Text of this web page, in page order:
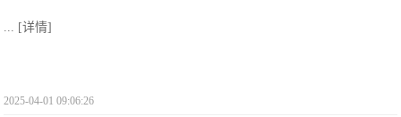
... [详情]
2025-04-01 09:06:26